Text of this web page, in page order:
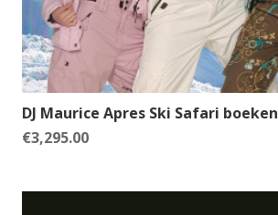
DJ Maurice Apres Ski Safari boeken
€3,295.00